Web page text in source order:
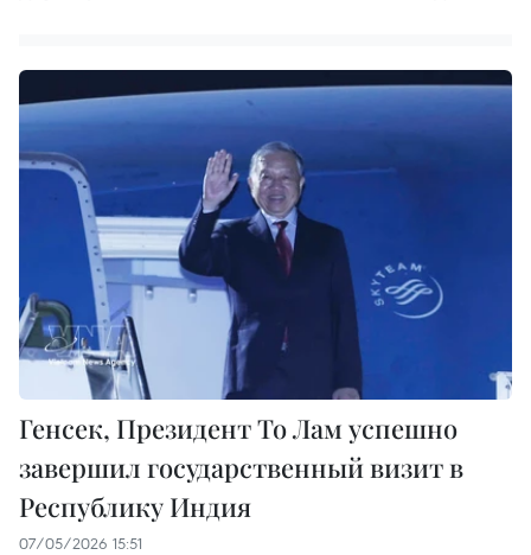
Генсек, Президент То Лам успешно
завершил государственный визит в
Республику Индия
07/05/2026 15:51